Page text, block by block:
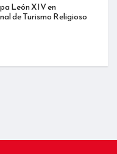
León XIV en
de Turismo Religioso